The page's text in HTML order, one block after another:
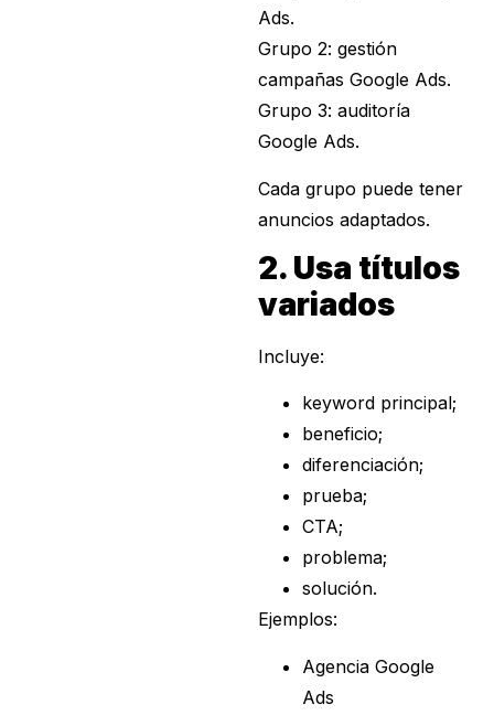
Ads.
Grupo 2: gestión
campañas Google Ads.
Grupo 3: auditoría
Google Ads.
Cada grupo puede tener
anuncios adaptados.
2. Usa títulos
variados
Incluye:
keyword principal;
beneficio;
diferenciación;
prueba;
CTA;
problema;
solución.
Ejemplos:
Agencia Google
Ads